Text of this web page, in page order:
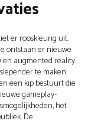
er rooskleurig uit.
ontstaan er nieuwe
en augmented reality
te maken.
een kip bestuurt die
gameplay-
het
De